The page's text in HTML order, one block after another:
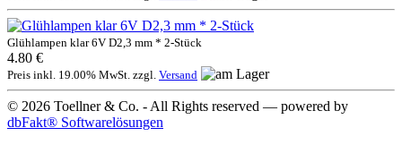
Glühlampen klar 6V D2,3 mm * 2-Stück
4.80 €
Preis inkl. 19.00% MwSt. zzgl. Versand
© 2026 Toellner & Co. - All Rights reserved — powered by
dbFakt® Softwarelösungen